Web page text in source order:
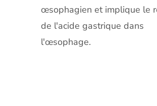
œsophagien et implique le
de l'acide gastrique dans
l'œsophage.